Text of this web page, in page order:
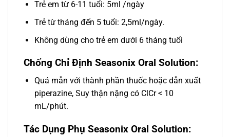
Trẻ em từ 6-11 tuổi: 5ml /ngày
Trẻ từ tháng đến 5 tuổi: 2,5ml/ngày.
Không dùng cho trẻ em dưới 6 tháng tuổi
Chống Chỉ Định Seasonix Oral Solution:
Quá mẫn với thành phần thuốc hoặc dẫn xuất
piperazine, Suy thận nặng có ClCr < 10
mL/phút.
Tác Dụng Phụ Seasonix Oral Solution: